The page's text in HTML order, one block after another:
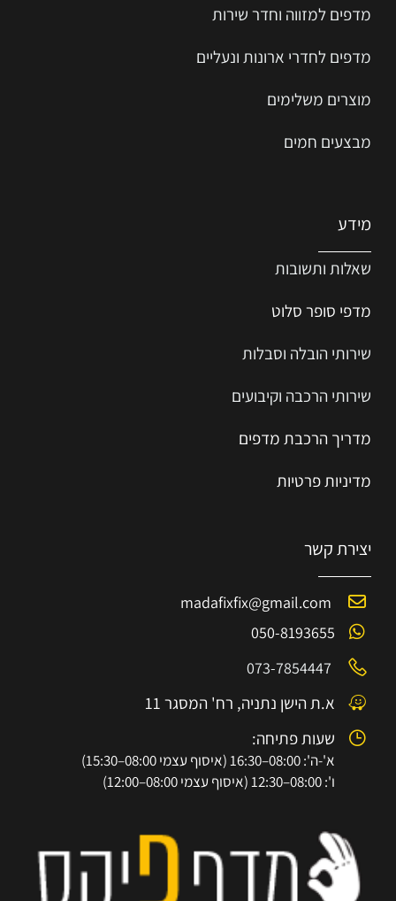
מדפים למזווה וחדר שירות
מדפים לחדרי ארונות ונעליים
מוצרים משלימים
מבצעים חמים
מידע
שאלות ותשובות
מדפי סופר סלוט
שירותי הובלה וסבלות
שירותי הרכבה וקיבועים
מדריך הרכבת מדפים
מדיניות פרטיות
יצירת קשר
madafixfix@gmail.com
050-8193655
073-7854447
א.ת הישן נתניה, רח' המסגר 11
שעות פתיחה:
א'-ה': 08:00–16:30 (איסוף עצמי 08:00–15:30)
ו': 08:00–12:30 (איסוף עצמי 08:00–12:00)